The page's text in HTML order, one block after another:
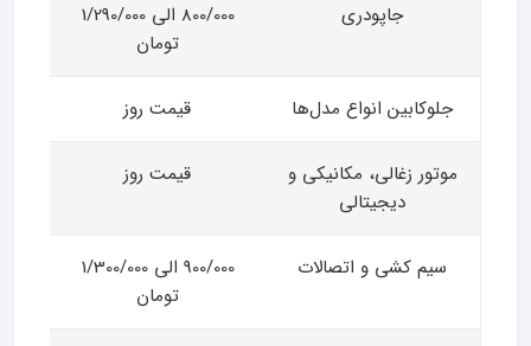
جاپودری
800/000 الی 1/290/000
تومان
جلوکابین انواع مدل‌ها قیمت روز
موتور زغالی، مکانیکی و
دیجیتالی
قیمت روز
سیم کشی و اتصالات
900/000 الی 1/300/000
تومان